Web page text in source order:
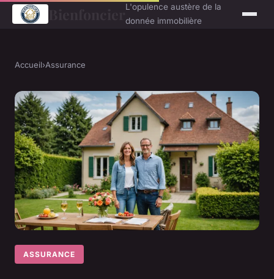
L'opulence austère de la
donnée immobilière
Accueil›Assurance
ASSURANCE